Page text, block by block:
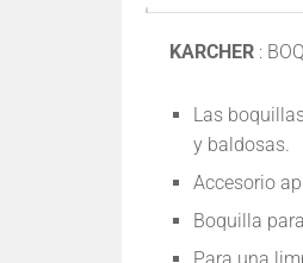
KARCHER :
Las
y baldosas.
Accesorio
Boquilla
Para una